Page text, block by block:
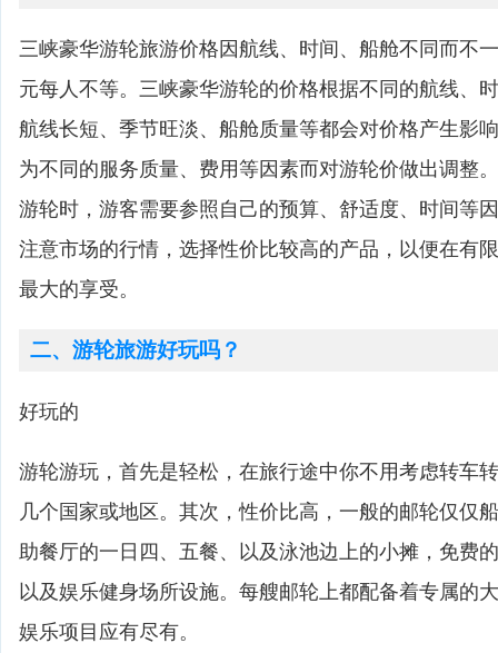
三峡豪华游轮旅游价格因航线、时间、船舱不同而不
元每人不等。三峡豪华游轮的价格根据不同的航线、
航线长短、季节旺淡、船舱质量等都会对价格产生影
为不同的服务质量、费用等因素而对游轮价做出调整
游轮时，游客需要参照自己的预算、舒适度、时间等
注意市场的行情，选择性价比较高的产品，以便在有
最大的享受。
二、游轮旅游好玩吗？
好玩的
游轮游玩，首先是轻松，在旅行途中你不用考虑转车
几个国家或地区。其次，性价比高，一般的邮轮仅仅
助餐厅的一日四、五餐、以及泳池边上的小摊，免费
以及娱乐健身场所设施。每艘邮轮上都配备着专属的
娱乐项目应有尽有。